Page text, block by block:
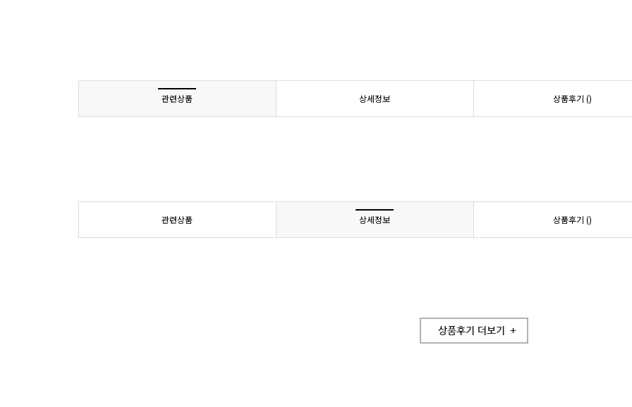
관련상품 상세정보 상품후기 ()
관련상품 상세정보 상품후기 ()